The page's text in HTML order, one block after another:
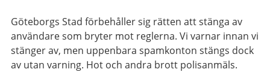
Göteborgs Stad förbehåller sig rätten att stänga av
användare som bryter mot reglerna. Vi varnar innan vi
stänger av, men uppenbara spamkonton stängs dock
av utan varning. Hot och andra brott polisanmäls.